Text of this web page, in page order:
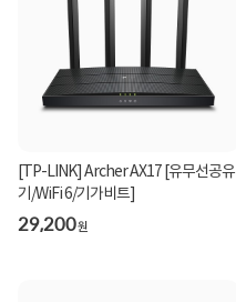
[TP-LINK] Archer AX17 [유무선공유
기/WiFi 6/기가비트]
29,200원